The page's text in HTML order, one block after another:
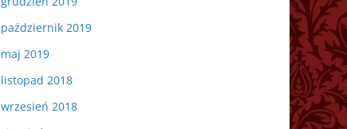
październik 2019
maj 2019
listopad 2018
wrzesień 2018